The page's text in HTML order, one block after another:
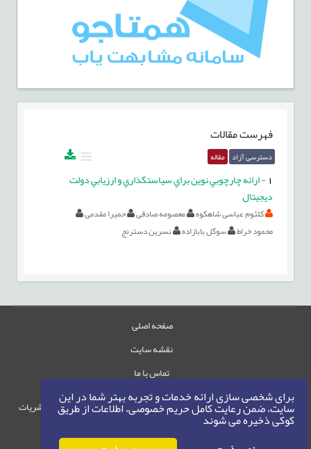
برای شخصی سازی ارائه خدمات و تجربه بهتر شما در این
سایت، ضمن رعایت کامل حریم خصوصی، اطلاعات از طریق
کوکی ذخیره می شوند
فهرست مقالات
دسترسی آزاد مقاله
-ارائه چارچوبي نوين براي سياستگذاري و ارزيابي دولت
ديجيتال
کلثوم عباسی شاهکوه معصومه صادقی
حمیرا مقدمی
محمود خراط
سوگل بابازاده نسرين دسترنج
صفحه اصلی
نقشه سایت
تماس با ما
حقوق این وب‌سایت متعلق به سامانه مدیریت نشریات
حق نشر©
1405-1396